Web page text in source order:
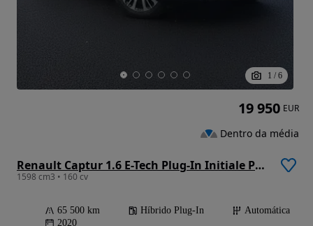
1 / 6
Renault Captur 1.6 E-Tech Plug-In Initiale Paris
1598 cm3 • 160 cv
65 500 km Híbrido Plug-In
Automática
2020
19 950 EUR
Dentro da média